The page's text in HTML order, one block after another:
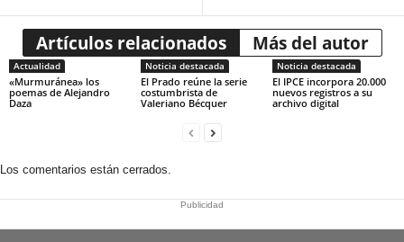
Artículos relacionados Más del autor
Actualidad
«Murmuránea» los
poemas de Alejandro
Daza
Noticia destacada
El Prado reúne la serie
costumbrista de
Valeriano Bécquer
Noticia destacada
El IPCE incorpora 20.000
nuevos registros a su
archivo digital
Los comentarios están cerrados.
Publicidad